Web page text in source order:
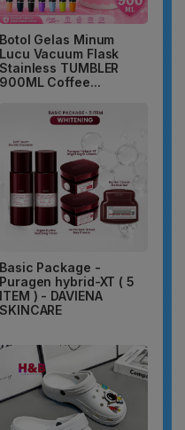
Botol Gelas Minum
Lucu Vacuum Flask
Stainless TUMBLER
900ML Coffee...
Basic Package -
Puragen hybrid-XT ( 5
ITEM ) - DAVIENA
SKINCARE